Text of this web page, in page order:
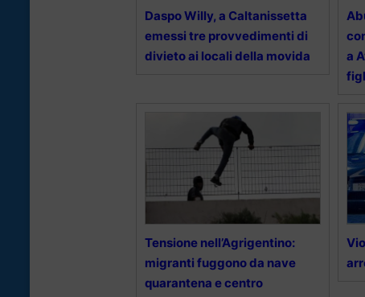
Daspo Willy, a Caltanissetta
emessi tre provvedimenti di
divieto ai locali della movida
a
Tensione nell’Agrigentino:
migranti fuggono da nave
quarantena e centro